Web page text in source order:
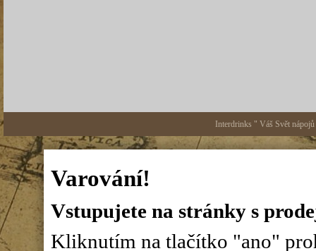
Interdrinks " Váš Svět
Varování!
Vstupujete na stránky s
Kliknutím na tlačítko "ano"